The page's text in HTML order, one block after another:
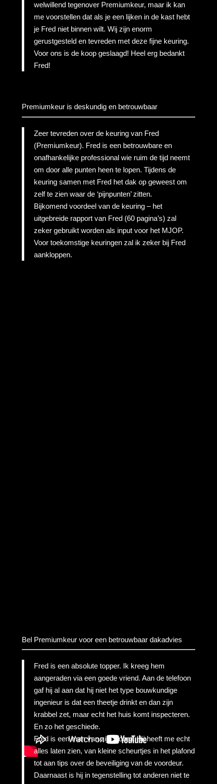
welwillend tegenover Premiumkeur, maar ik kan
me voorstellen dat als je een lijken in de kast hebt
je Fred niet binnen wilt. Wij zijn enorm
gerustgesteld en tevreden met deze fijne keuring.
Voor ons is de koop geslaagd! Heel erg bedankt
Fred!
Premiumkeur is deskundig en betrouwbaar
Zeer tevreden over de keuring van Fred
(Premiumkeur). Fred is een betrouwbare en
onafhankelijke professional wie ruim de tijd neemt
om door alle punten heen te lopen. Tijdens de
keuring samen met Fred het dak op geweest om
zelf te zien waar de ‘pijnpunten’ zitten.
Bijkomend voordeel van de keuring – het
uitgebreide rapport van Fred (60 pagina’s) zal
zeker gebruikt worden als input voor het MJOP.
Voor toekomstige keuringen zal ik zeker bij Fred
aankloppen.
Bel Premiumkeur voor een betrouwbaar dakadvies
Fred is een absolute topper. Ik kreeg hem
aangeraden via een goede vriend. Aan de telefoon
gaf hij al aan dat hij niet het type bouwkundige
ingenieur is dat een theetje drinkt en dan zijn
krabbel zet, maar echt het huis komt inspecteren.
En zo het geschiede.
Fred is een man van zijn woord. Hij heeft me echt
alles laten zien, van kleine scheurtjes in het plafond
tot aan tips over de beveiliging van de voordeur.
Daarnaast is hij in tegenstelling tot anderen niet te